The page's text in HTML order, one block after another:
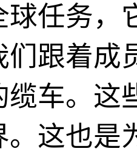
球任务，
们跟着成
缆车。这
。这也是